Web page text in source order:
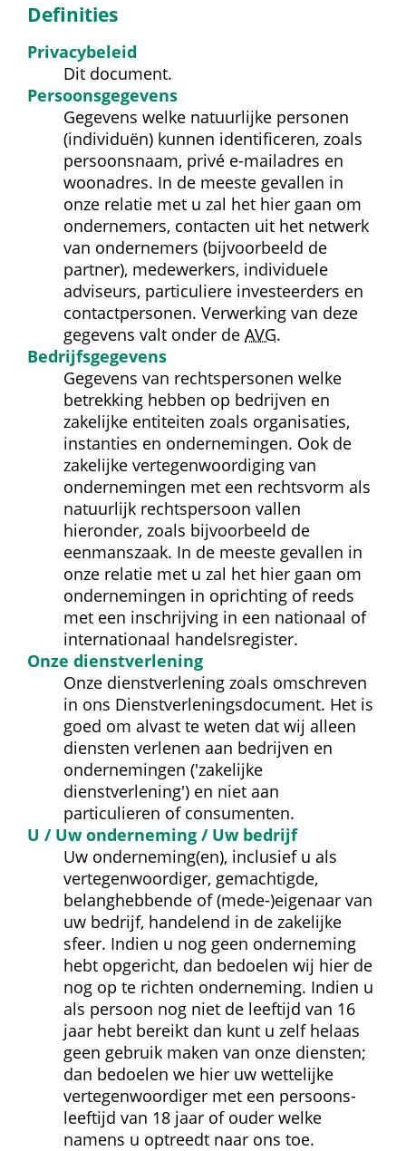
Definities
Privacy­beleid
Dit document.
Persoons­gegevens
Gegevens welke natuurlijke personen
(individuën) kunnen identificeren, zoals
persoonsnaam, privé e-mailadres en
woonadres. In de meeste gevallen in
onze relatie met u zal het hier gaan om
ondernemers, contacten uit het netwerk
van ondernemers (bijvoorbeeld de
partner), medewerkers, individuele
adviseurs, particuliere investeerders en
contact­personen. Verwerking van deze
gegevens valt onder de AVG.
Bedrijfs­gegevens
Gegevens van rechtspersonen welke
betrekking hebben op bedrijven en
zakelijke entiteiten zoals organisaties,
instanties en ondernemingen. Ook de
zakelijke vertegenwoordiging van
ondernemingen met een rechtsvorm als
natuurlijk rechtspersoon vallen
hieronder, zoals bijvoorbeeld de
eenmanszaak. In de meeste gevallen in
onze relatie met u zal het hier gaan om
ondernemingen in oprichting of reeds
met een inschrijving in een nationaal of
internationaal handelsregister.
Onze dienst­verlening
Onze dienstverlening zoals omschreven
in ons Dienst­verlenings­document. Het is
goed om alvast te weten dat wij alleen
diensten verlenen aan bedrijven en
ondernemingen ('zakelijke
dienstverlening') en niet aan
particulieren of consumenten.
U / Uw onderneming / Uw bedrijf
Uw onderneming(en), inclusief u als
vertegenwoordiger, gemachtigde,
belanghebbende of (mede-)eigenaar van
uw bedrijf, handelend in de zakelijke
sfeer. Indien u nog geen onderneming
hebt opgericht, dan bedoelen wij hier de
nog op te richten onderneming. Indien u
als persoon nog niet de leeftijd van 16
jaar hebt bereikt dan kunt u zelf helaas
geen gebruik maken van onze diensten;
dan bedoelen we hier uw wettelijke
vertegenwoordiger met een persoons­
leeftijd van 18 jaar of ouder welke
namens u optreedt naar ons toe.